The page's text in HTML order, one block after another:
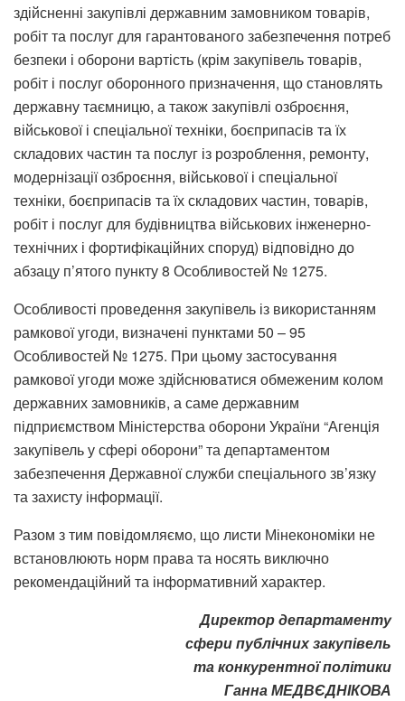
здійсненні закупівлі державним замовником товарів,
робіт та послуг для гарантованого забезпечення потреб
безпеки і оборони вартість (крім закупівель товарів,
робіт і послуг оборонного призначення, що становлять
державну таємницю, а також закупівлі озброєння,
військової і спеціальної техніки, боєприпасів та їх
складових частин та послуг із розроблення, ремонту,
модернізації озброєння, військової і спеціальної
техніки, боєприпасів та їх складових частин, товарів,
робіт і послуг для будівництва військових інженерно-
технічних і фортифікаційних споруд) відповідно до
абзацу п’ятого пункту 8 Особливостей № 1275.
Особливості проведення закупівель із використанням
рамкової угоди, визначені пунктами 50 – 95
Особливостей № 1275. При цьому застосування
рамкової угоди може здійснюватися обмеженим колом
державних замовників, а саме державним
підприємством Міністерства оборони України “Агенція
закупівель у сфері оборони” та департаментом
забезпечення Державної служби спеціального зв’язку
та захисту інформації.
Разом з тим повідомляємо, що листи Мінекономіки не
встановлюють норм права та носять виключно
рекомендаційний та інформативний характер.
Директор департаменту
сфери публічних закупівель
та конкурентної політики
Ганна МЕДВЄДНІКОВА